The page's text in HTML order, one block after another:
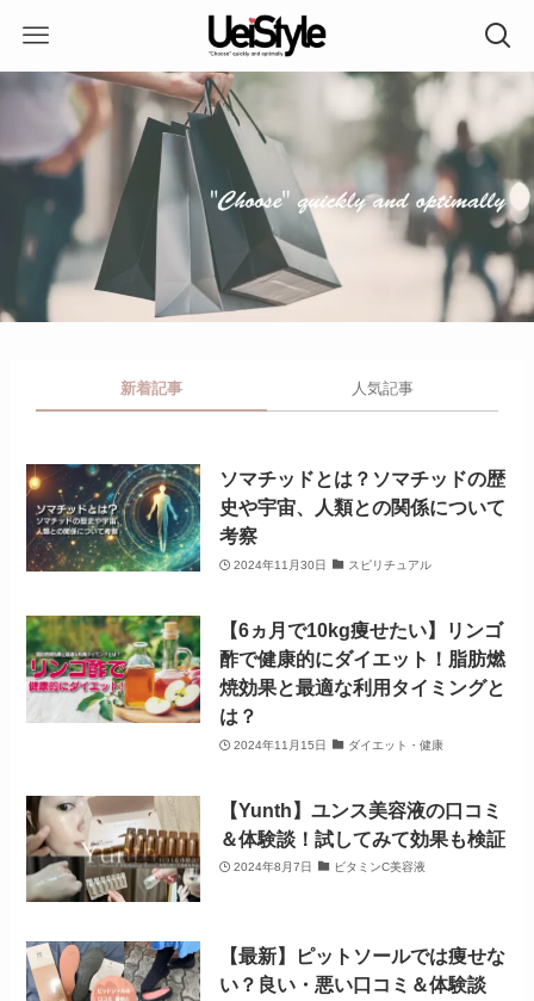
新着記事 人気記事
ソマチッドとは？ソマチッドの歴
史や宇宙、人類との関係について
考察
2024年11月30日 スピリチュアル
【6ヵ月で10kg痩せたい】リンゴ
酢で健康的にダイエット！脂肪燃
焼効果と最適な利用タイミングと
は？
2024年11月15日 ダイエット・健康
【Yunth】ユンス美容液の口コミ
＆体験談！試してみて効果も検証
2024年8月7日 ビタミンC美容液
【最新】ピットソールでは痩せな
い？良い・悪い口コミ＆体験談